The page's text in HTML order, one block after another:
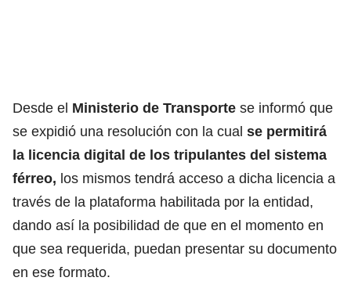
Desde el Ministerio de Transporte se informó que
se expidió una resolución con la cual se permitirá
la licencia digital de los tripulantes del sistema
férreo, los mismos tendrá acceso a dicha licencia a
través de la plataforma habilitada por la entidad,
dando así la posibilidad de que en el momento en
que sea requerida, puedan presentar su documento
en ese formato.